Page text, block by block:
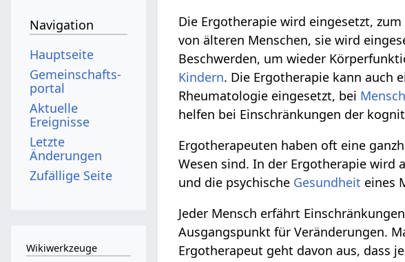
Die Ergotherapie wird eingesetzt,
von älteren Menschen, sie wird
Beschwerden, um wieder
Kindern. Die Ergotherapie kann auch
Rheumatologie eingesetzt, bei
helfen bei Einschränkungen der
Ergotherapeuten haben oft eine
Wesen sind. In der Ergotherapie wird
und die psychische Gesundheit eines
Jeder Mensch erfährt
Ausgangspunkt für Veränderungen.
Ergotherapeut geht davon aus, dass
Navigation
Hauptseite
Gemeinschafts­
portal
Aktuelle
Ereignisse
Letzte
Änderungen
Zufällige Seite
Wikiwerkzeuge